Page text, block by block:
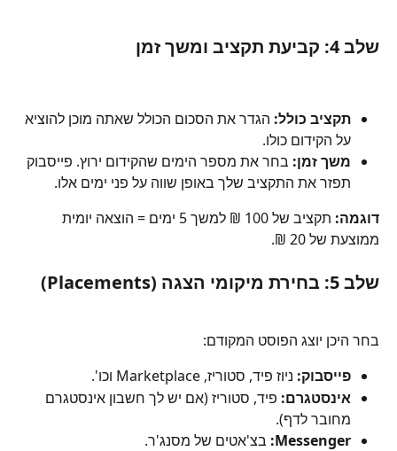
שלב 4: קביעת תקציב ומשך זמן
תקציב כולל: הגדר את הסכום הכולל שאתה מוכן להוציא
על הקידום כולו.
משך זמן: בחר את מספר הימים שהקידום ירוץ. פייסבוק
תפזר את התקציב שלך באופן שווה על פני ימים אלו.
דוגמה:
תקציב של 100 ₪ למשך 5 ימים = הוצאה יומית
ממוצעת של 20 ₪.
שלב 5: בחירת מיקומי הצגה (Placements)
בחר היכן יוצג הפוסט המקודם:
פייסבוק: ניוז פיד, סטוריז, Marketplace וכו'.
אינסטגרם: פיד, סטוריז (אם יש לך חשבון אינסטגרם
מחובר לדף).
Messenger: בצ'אטים של מסנג'ר.